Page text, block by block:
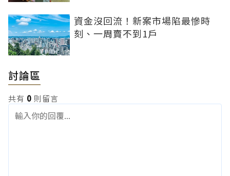
資金沒回流！新案市場陷最慘時
刻、一周賣不到1戶
討論區
共有 0 則留言